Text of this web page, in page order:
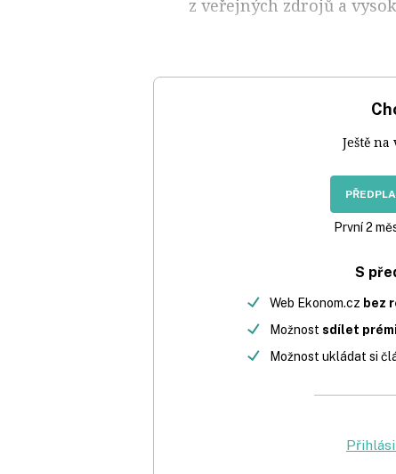
z veřejných zdrojů a
Ještě na
První 2
S
Web Ekonom.cz bez
Možnost sdílet
Možnost ukládat si